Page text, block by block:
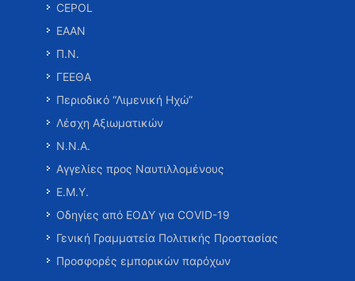
CEPOL
ΕΑΑΝ
Π.Ν.
ΓΕΕΘΑ
Περιοδικό “Λιμενική Ηχώ”
Λέσχη Αξιωματικών
Ν.Ν.Α.
Αγγελίες προς Ναυτιλλομένους
Ε.Μ.Υ.
Οδηγίες από ΕΟΔΥ για COVID-19
Γενική Γραμματεία Πολιτικής Προστασίας
Προσφορές εμπορικών παρόχων